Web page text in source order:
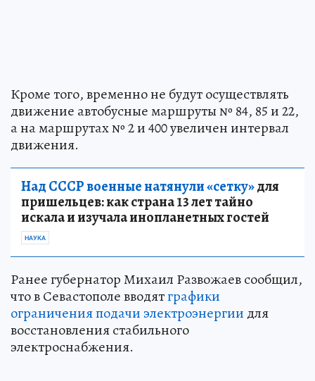
Кроме того, временно не будут осуществлять
движение автобусные маршруты № 84, 85 и 22,
а на маршрутах № 2 и 400 увеличен интервал
движения.
Над СССР военные натянули «сетку»для
пришельцев: как страна 13 лет тайно
искала и изучала инопланетных гостей
НАУКА
Ранее губернатор Михаил Развожаев сообщил,
что в Севастополе вводятграфики
ограничения подачи электроэнергии для
восстановления стабильного
электроснабжения.